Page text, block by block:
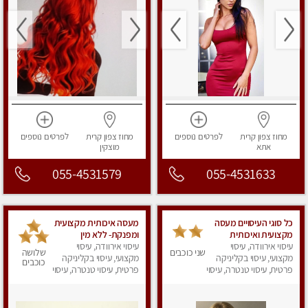
מחוז צפוןקרית
אתא
לפרטים נוספים
055-4531633
מחוז צפוןקרית
מוצקין
לפרטים נוספים
055-4531579
כל סוגי העיסויים מעסה
מקצועית ואיכותית
פרטי!!!
עיסוי אירוודה, עיסוי
מקצועי, עיסוי בקליניקה
פרטית, עיסוי טנטרה, עיסוי
שני כוכבים
מעסה איכותית מקצועית
ומפנקת- ללא מין
עיסוי אירוודה, עיסוי
מקצועי, עיסוי בקליניקה
פרטית, עיסוי טנטרה, עיסוי
שלושה
כוכבים